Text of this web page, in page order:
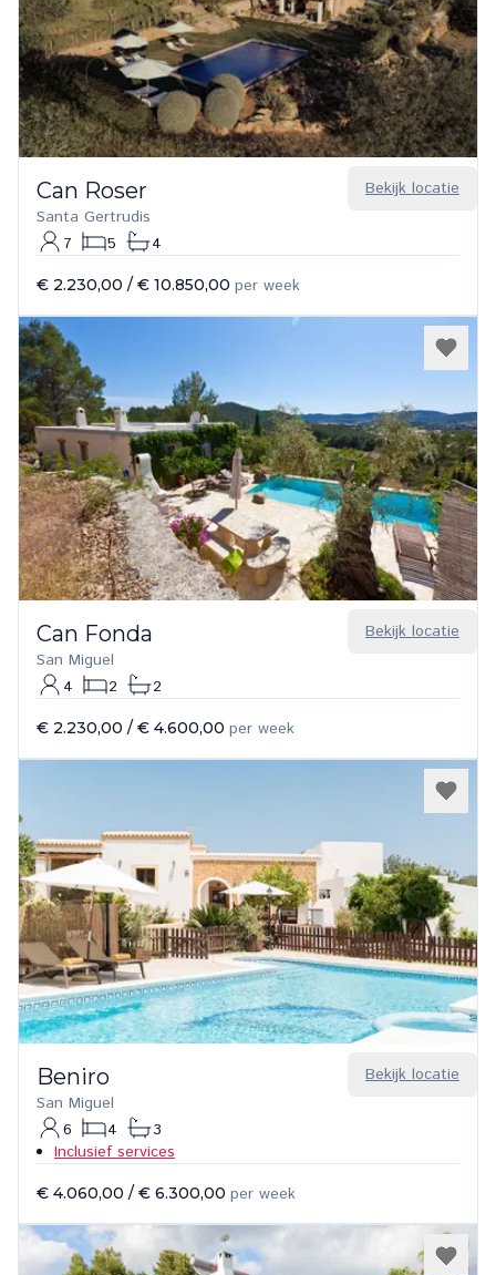
Bekijk locatie
Can Roser
Santa Gertrudis
7
5 4
€ 2.230,00 / € 10.850,00 per week
Bekijk locatie
Can Fonda
San Miguel
4
2 2
€ 2.230,00 / € 4.600,00 per week
Bekijk locatie
Beniro
San Miguel
6
4
3
Inclusief services
€ 4.060,00 / € 6.300,00 per week